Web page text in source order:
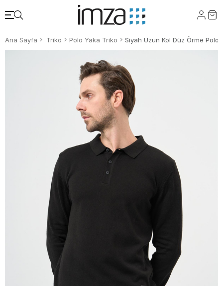
Ana Sayfa Triko Polo Yaka Triko